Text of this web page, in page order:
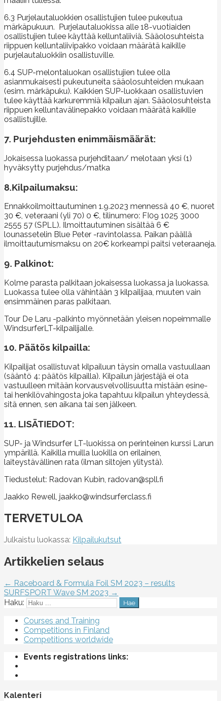
6.3 Purjelautaluokkien osallistujien tulee pukeutua
märkäpukuun. Purjelautaluokissa alle 18-vuotiaiden
osallistujien tulee käyttää kelluntaliiviä. Sääolosuhteista
riippuen kelluntaliivipakko voidaan määrätä kaikille
purjelautaluokkiin osallistuville.
6.4 SUP-melontaluokan osallistujien tulee olla
asianmukaisesti pukeutuneita sääolosuhteiden mukaan
(esim. märkäpuku). Kaikkien SUP-luokkaan osallistuvien
tulee käyttää karkuremmiä kilpailun ajan. Sääolosuhteista
riippuen kelluntavälinepakko voidaan määrätä kaikille
osallistujille.
7. Purjehdusten enimmäismäärät:
Jokaisessa luokassa purjehditaan/ melotaan yksi (1)
hyväksytty purjehdus/matka
8.Kilpailumaksu:
Ennakkoilmoittautuminen 1.9.2023 mennessä 40 €, nuoret
30 €, veteraani (yli 70) 0 €, tilinumero: FI09 1025 3000
2555 57 (SPLL). Ilmoittautuminen sisältää 6 €
lounassetelin Blue Peter -ravintolassa. Paikan päällä
ilmoittautumismaksu on 20€ korkeampi paitsi veteraaneja.
9. Palkinot:
Kolme parasta palkitaan jokaisessa luokassa ja luokassa.
Luokassa tulee olla vähintään 3 kilpailijaa, muuten vain
ensimmäinen paras palkitaan.
Tour De Laru -palkinto myönnetään yleisen nopeimmalle
WindsurferLT-kilpailijalle.
10. Päätös kilpailla:
Kilpailijat osallistuvat kilpailuun täysin omalla vastuullaan
(sääntö 4: päätös kilpailla). Kilpailun järjestäjä ei ota
vastuulleen mitään korvausvelvollisuutta mistään esine-
tai henkilövahingosta joka tapahtuu kilpailun yhteydessä,
sitä ennen, sen aikana tai sen jälkeen.
11. LISÄTIEDOT:
SUP- ja Windsurfer LT-luokissa on perinteinen kurssi Larun
ympärillä. Kaikilla muilla luokilla on erilainen,
laiteystävällinen rata (ilman siltojen ylitystä).
Tiedustelut: Radovan Kubin, radovan@spll.fi
Jaakko Rewell, jaakko@windsurferclass.fi
TERVETULOA
Julkaistu luokassa: Kilpailukutsut
Artikkelien selaus
← Raceboard & Formula Foil SM 2023 – results
SURFSPORT Wave SM 2023 →
Haku:
Courses and Training
Competitions in Finland
Competitions worldwide
Events registrations links:
Kalenteri